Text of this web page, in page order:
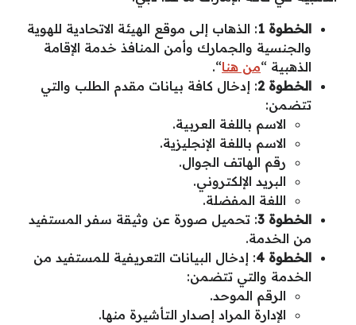
الخطوة 1
: الذهاب إلى موقع الهيئة الاتحادية للهوية
والجنسية والجمارك وأمن المنافذ خدمة الإقامة
الذهبية “من هنا“.
الخطوة 2 : إدخال كافة بيانات مقدم الطلب والتي
تتضمن:
الاسم باللغة العربية.
الاسم باللغة الإنجليزية.
رقم الهاتف الجوال.
البريد الإلكتروني.
اللغة المفضلة.
الخطوة 3
: تحميل صورة عن وثيقة سفر المستفيد
من الخدمة.
الخطوة 4
: إدخال البيانات التعريفية للمستفيد من
الخدمة والتي تتضمن:
الرقم الموحد.
الإدارة المراد إصدار التأشيرة منها.